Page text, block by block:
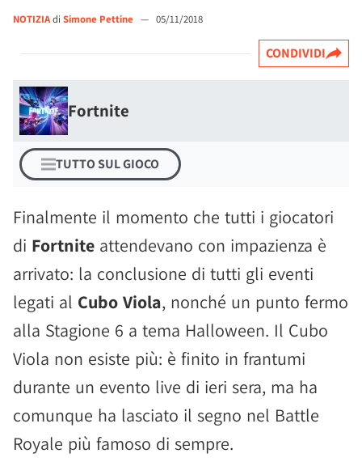
NOTIZIAdi Simone Pettine — 05/11/2018
CONDIVIDI
Fortnite
TUTTO SUL GIOCO
Finalmente il momento che tutti i giocatori
di Fortnite attendevano con impazienza è
arrivato: la conclusione di tutti gli eventi
legati al Cubo Viola, nonché un punto fermo
alla Stagione 6 a tema Halloween. Il Cubo
Viola non esiste più: è finito in frantumi
durante un evento live di ieri sera, ma ha
comunque ha lasciato il segno nel Battle
Royale più famoso di sempre.